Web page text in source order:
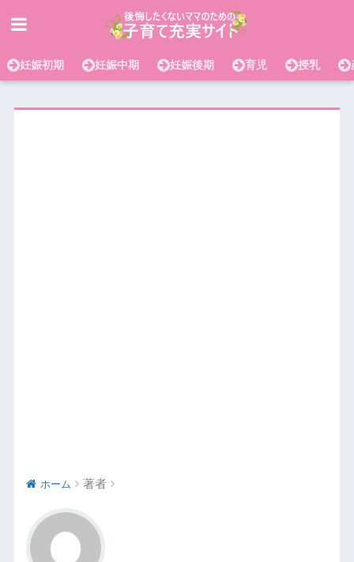
妊娠初期 妊娠中期 妊娠後期 育児 授乳
ホーム 著者